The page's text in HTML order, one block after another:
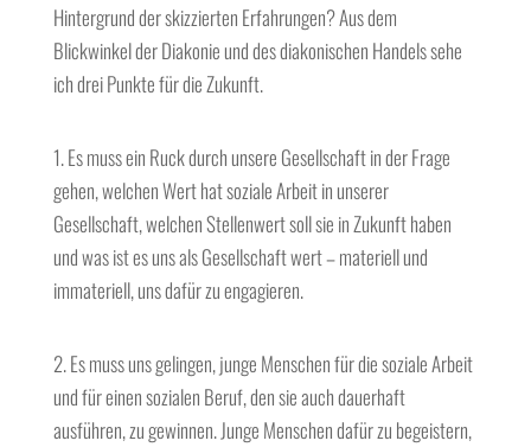
Hintergrund der skizzierten Erfahrungen? Aus dem
Blickwinkel der Diakonie und des diakonischen Handels sehe
ich drei Punkte für die Zukunft.
1. Es muss ein Ruck durch unsere Gesellschaft in der Frage
gehen, welchen Wert hat soziale Arbeit in unserer
Gesellschaft, welchen Stellenwert soll sie in Zukunft haben
und was ist es uns als Gesellschaft wert – materiell und
immateriell, uns dafür zu engagieren.
2. Es muss uns gelingen, junge Menschen für die soziale Arbeit
und für einen sozialen Beruf, den sie auch dauerhaft
ausführen, zu gewinnen. Junge Menschen dafür zu begeistern,